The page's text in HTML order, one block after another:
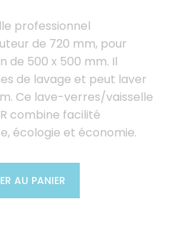
professionnel
de 720 mm, pour
de 500 x 500 mm. Il
de lavage et peut laver
Ce lave-verres/vaisselle
combine facilité
écologie et économie.
AU PANIER